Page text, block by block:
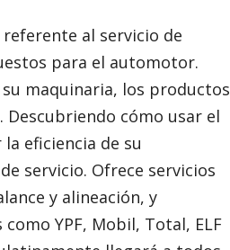
referente al servicio de
para el automotor.
maquinaria, los productos
cómo usar el
eficiencia de su
servicio. Ofrece servicios
y alineación, y
YPF, Mobil, Total, ELF